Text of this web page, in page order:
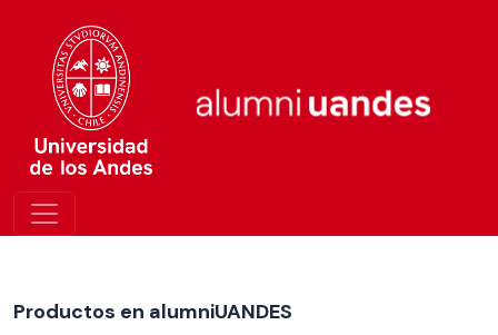
Productos en alumniUANDES